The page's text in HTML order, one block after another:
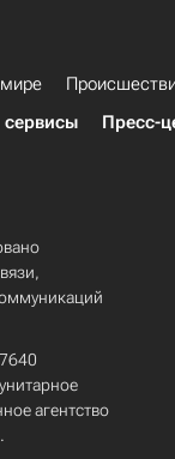
Пресс-
агентство